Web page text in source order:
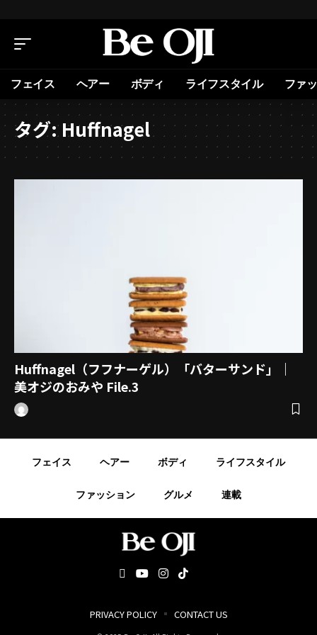
フェイス ヘアー ボディ ライフスタイル ファ
タグ:Huffnagel
Huffnagel（フフナーゲル）「バターサンド」｜
美オジのおみや File.3
フェイス ヘアー ボディ ライフスタイル
ファッション グルメ 連載
PRIVACY POLICY CONTACT US